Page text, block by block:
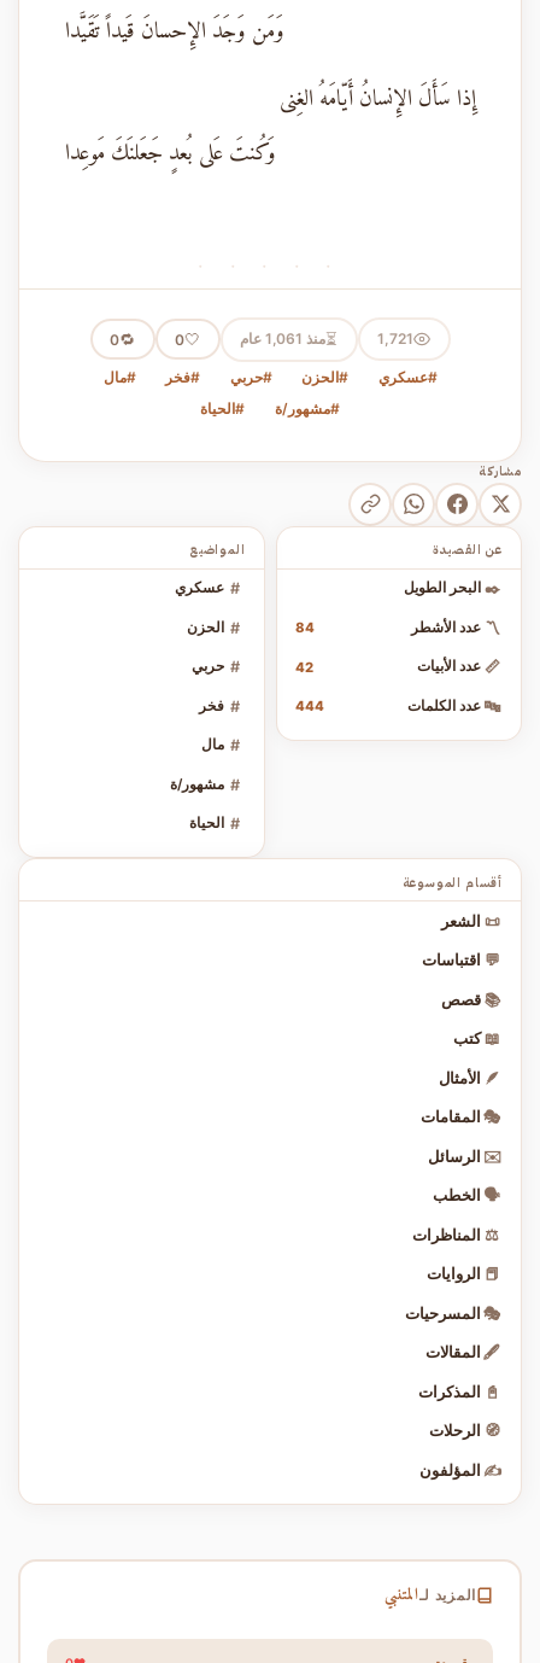
وَمَن وَجَدَ الإِحسانَ قَيداً تَقَيَّدا
إِذا سَأَلَ الإِنسانُ أَيّامَهُ الغِنى
وَكُنتَ عَلى بُعدٍ جَعَلنَكَ مَوعِدا
· · · · ·
1,721
⏳منذ 1,061 عام 🤍
0
🔁
0
#عسكري #الحزن #حربي #فخر
#مال
#مشهور/ة
#الحياة
مشاركة
المواضيع
# عسكري
# الحزن
# حربي
# فخر
# مال
# مشهور/ة
# الحياة
عن القصيدة
✒️ البحر الطويل
〽️ عدد الأشطر 84
📏 عدد الأبيات 42
🔤 عدد الكلمات 444
أقسام الموسوعة
📜 الشعر
💬 اقتباسات
📚 قصص
📖 كتب
🪶 الأمثال
🎭 المقامات
✉️ الرسائل
🗣️ الخطب
⚖️ المناظرات
📕 الروايات
🎭 المسرحيات
🖋️ المقالات
📓 المذكرات
🧭 الرحلات
✍️ المؤلفون
المزيد لـالمتنبي